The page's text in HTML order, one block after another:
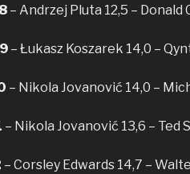
– Andrzej Pluta 12,5 – Donald
– Łukasz Koszarek 14,0 –
– Nikola Jovanović 14,0 –
– Nikola Jovanović 13,6 – Ted
– Corsley Edwards 14,7 –